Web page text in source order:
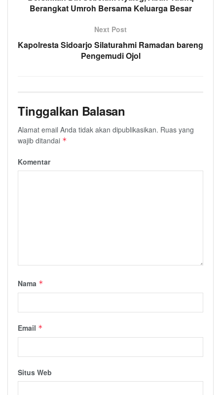
Berangkat Umroh Bersama Keluarga Besar
Next Post
Kapolresta Sidoarjo Silaturahmi Ramadan bareng
Pengemudi Ojol
Tinggalkan Balasan
Alamat email Anda tidak akan dipublikasikan. Ruas yang
wajib ditandai *
Komentar
Nama *
Email *
Situs Web